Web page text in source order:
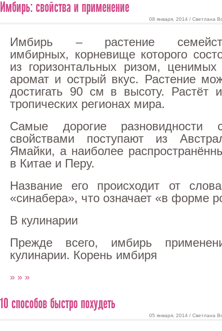
Имбирь: свойства и применение
08 января, 2014 / Светлана
Имбирь – растение
имбирных, корневище которого
из горизонтальных ризом, ценимых
аромат и острый вкус. Растение
достигать 90 см в высоту. Растёт
тропических регионах мира.
Самые дорогие разновидности
свойствами поступают из
Ямайки, а наиболее
в Китае и Перу.
Название его происходит от
«синабера», что означает «в форме
В кулинарии
Прежде всего, имбирь
кулинарии. Корень имбиря
» » »
10 способов быстро похудеть
05 января, 2014 / Светлана